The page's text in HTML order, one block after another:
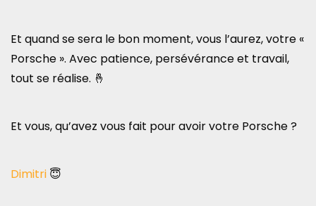
Et quand se sera le bon moment, vous l’aurez, votre «
Porsche ». Avec patience, persévérance et travail,
tout se réalise. 🤞
Et vous, qu’avez vous fait pour avoir votre Porsche ?
Dimitri 😇